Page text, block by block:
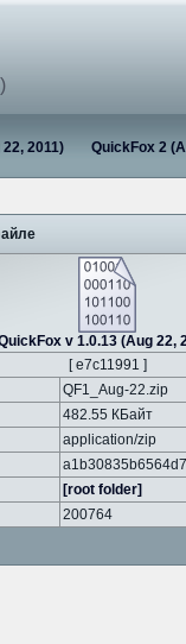
2011) QuickFox 2
v 1.0.13 (Aug 22,
[ e7c11991 ]
QF1_Aug-22.zip
482.55 КБайт
application/zip
[root folder]
200764